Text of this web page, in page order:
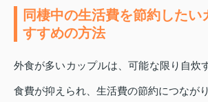
同棲中の生活費を節約したい
すすめの方法
外食が多いカップルは、可能な限り自炊
食費が抑えられ、生活費の節約につながり